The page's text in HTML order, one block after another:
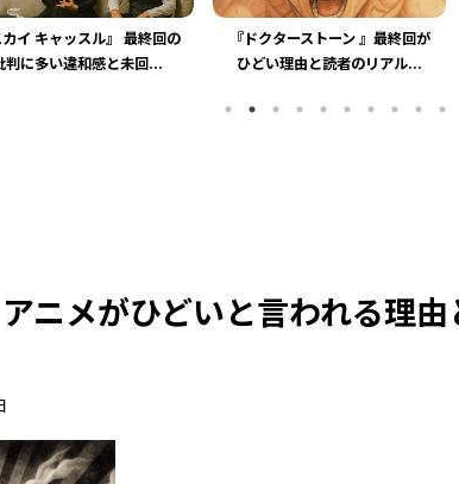
クターストーン 』最終回が
どい理由と読者のリアル...
最終回『H2』古賀がかわいそう
と言われる理由と人物描写...
ニメがひどいと言われる理由